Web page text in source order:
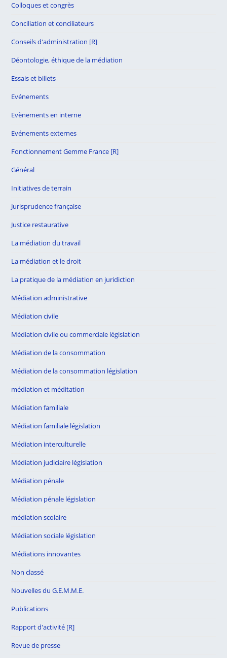
Colloques et congrès
Conciliation et conciliateurs
Conseils d'administration [R]
Déontologie, éthique de la médiation
Essais et billets
Evénements
Evènements en interne
Evénements externes
Fonctionnement Gemme France [R]
Général
Initiatives de terrain
Jurisprudence française
Justice restaurative
La médiation du travail
La médiation et le droit
La pratique de la médiation en juridiction
Médiation administrative
Médiation civile
Médiation civile ou commerciale législation
Médiation de la consommation
Médiation de la consommation législation
médiation et méditation
Médiation familiale
Médiation familiale législation
Médiation interculturelle
Médiation judiciaire législation
Médiation pénale
Médiation pénale législation
médiation scolaire
Médiation sociale législation
Médiations innovantes
Non classé
Nouvelles du G.E.M.M.E.
Publications
Rapport d'activité [R]
Revue de presse